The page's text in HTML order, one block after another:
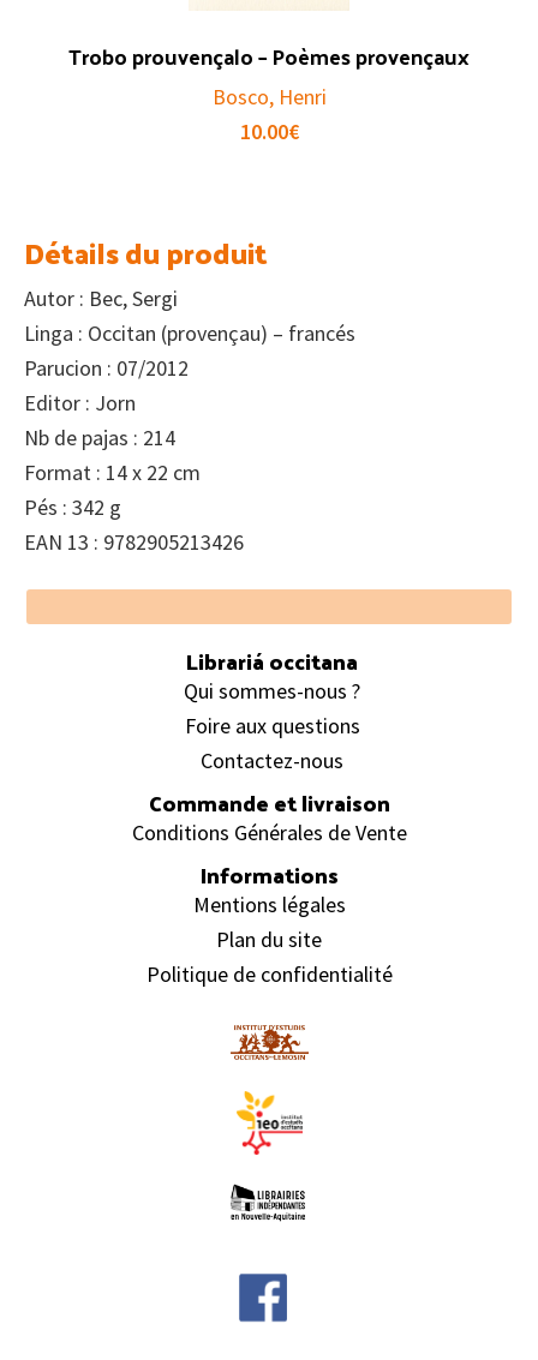
Trobo prouvençalo – Poèmes provençaux
Bosco, Henri
10.00€
Détails du produit
Autor : Bec, Sergi
Linga : Occitan (provençau) – francés
Parucion : 07/2012
Editor : Jorn
Nb de pajas : 214
Format : 14 x 22 cm
Pés : 342 g
EAN 13 : 9782905213426
Footer
Librariá occitana
Qui sommes-nous ?
Foire aux questions
Contactez-nous
Commande et livraison
Conditions Générales de Vente
Informations
Mentions légales
Plan du site
Politique de confidentialité